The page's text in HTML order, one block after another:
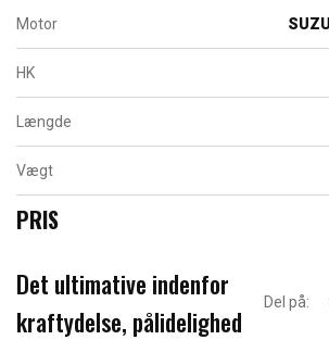
Motor
HK
Længde
Vægt
PRIS
Del på:
Det ultimative indenfor
kraftydelse, pålidelighed